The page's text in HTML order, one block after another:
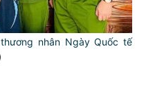
nhân Ngày Quốc tế
THÀNH
PHÉP